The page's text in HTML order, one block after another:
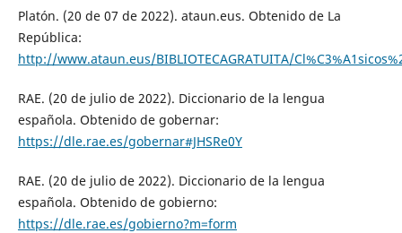
Platón. (20 de 07 de 2022). ataun.eus. Obtenido de La
República:
http://www.ataun.eus/BIBLIOTECAGRATUITA/
RAE. (20 de julio de 2022). Diccionario de la lengua
española. Obtenido de gobernar:
https://dle.rae.es/gobernar#JHSRe0Y
RAE. (20 de julio de 2022). Diccionario de la lengua
española. Obtenido de gobierno:
https://dle.rae.es/gobierno?m=form